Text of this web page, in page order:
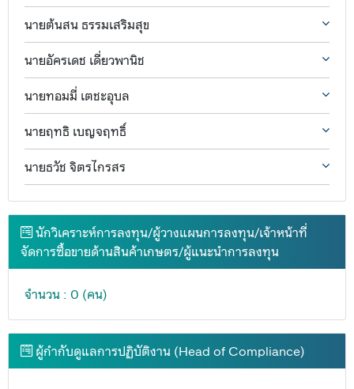
นายต้นสน ธรรมเสริมสุข
นายอัครเดช เดี่ยวพานิช
นายทอมมี่ เตชะอุบล
นายฤทธิ เบญจฤทธิ์
นายธวัช จิตรไกรสร
นักวิเคราะห์การลงทุน/ผู้วางแผนการลงทุน/เจ้าหน้าที่
จัดการซื้อขายด้านสินค้าเกษตร/ผู้แนะนำการลงทุน
จำนวน : 0 (คน)
ผู้กำกับดูแลการปฏิบัติงาน (Head of Compliance)